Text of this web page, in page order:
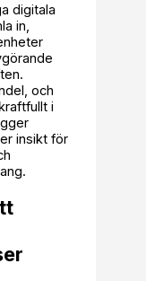
digitala
in,
och
i
insikt för